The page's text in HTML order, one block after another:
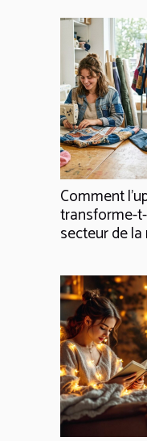
Comment
transforme-
secteur de la